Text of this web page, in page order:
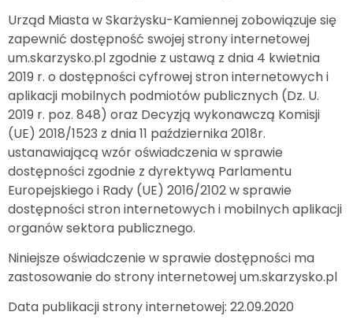
Urząd Miasta w Skarżysku-Kamiennej zobowiązuje się
zapewnić dostępność swojej strony internetowej
um.skarzysko.pl zgodnie z ustawą z dnia 4 kwietnia
2019 r. o dostępności cyfrowej stron internetowych i
aplikacji mobilnych podmiotów publicznych (Dz. U.
2019 r. poz. 848) oraz Decyzją wykonawczą Komisji
(UE) 2018/1523 z dnia 11 października 2018r.
ustanawiającą wzór oświadczenia w sprawie
dostępności zgodnie z dyrektywą Parlamentu
Europejskiego i Rady (UE) 2016/2102 w sprawie
dostępności stron internetowych i mobilnych aplikacji
organów sektora publicznego.
Niniejsze oświadczenie w sprawie dostępności ma
zastosowanie do strony internetowej um.skarzysko.pl
Data publikacji strony internetowej: 22.09.2020